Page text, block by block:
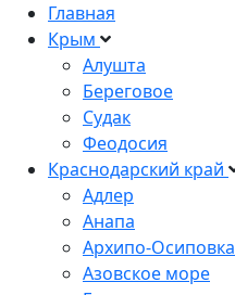
Главная
Крым
Алушта
Береговое
Судак
Феодосия
Краснодарский край
Адлер
Анапа
Архипо-Осиповка
Азовское море